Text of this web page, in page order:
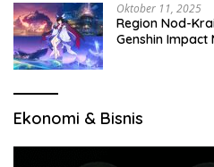
Oktober 11, 2025
Region Nod-
Genshin Impact
Ekonomi & Bisnis